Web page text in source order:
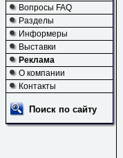
Вопросы FAQ
Разделы
Информеры
Выставки
Реклама
О компании
Контакты
Поиск по сайту